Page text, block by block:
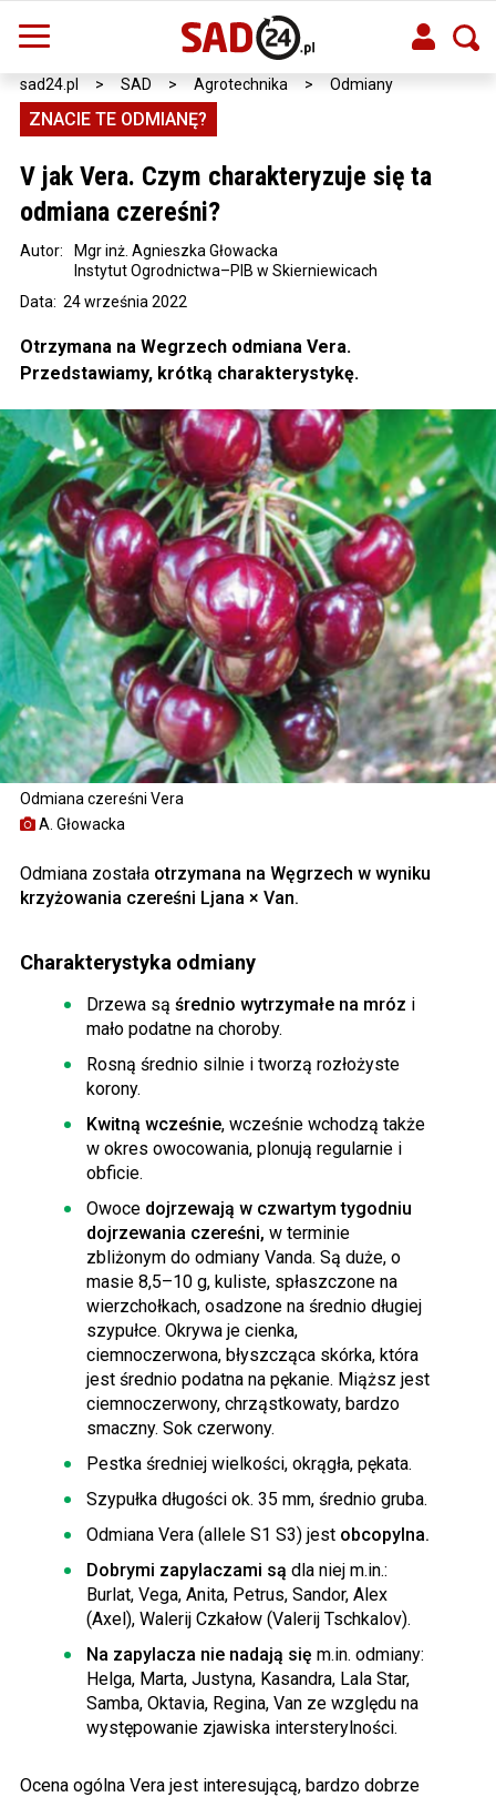
sad24.pl > SAD > Agrotechnika > Odmiany
Odmiana czereśni Vera
A. Głowacka
ZNACIE TE ODMIANĘ?
V jak Vera. Czym charakteryzuje się ta
odmiana czereśni?
Data: 24 września 2022
Autor:
Mgr inż. Agnieszka Głowacka
Instytut Ogrodnictwa–PIB w Skierniewicach
Otrzymana na Wegrzech odmiana Vera.
Przedstawiamy, krótką charakterystykę.
Odmiana została otrzymana na Węgrzech w wyniku
krzyżowania czereśni Ljana × Van.
Charakterystyka odmiany
Drzewa są średnio wytrzymałe na mróz i
mało podatne na choroby.
Rosną średnio silnie i tworzą rozłożyste
korony.
Kwitną wcześnie, wcześnie wchodzą także
w okres owocowania, plonują regularnie i
obficie.
Owoce dojrzewają w czwartym tygodniu
dojrzewania czereśni, w terminie
zbliżonym do odmiany Vanda. Są duże, o
masie 8,5–10 g, kuliste, spłaszczone na
wierzchołkach, osadzone na średnio długiej
szypułce. Okrywa je cienka,
ciemnoczerwona, błyszcząca skórka, która
jest średnio podatna na pękanie. Miąższ jest
ciemnoczerwony, chrząstkowaty, bardzo
smaczny. Sok czerwony.
Pestka średniej wielkości, okrągła, pękata.
Szypułka długości ok. 35 mm, średnio gruba.
Odmiana Vera (allele S1 S3) jest obcopylna.
Dobrymi zapylaczami są dla niej m.in.:
Burlat, Vega, Anita, Petrus, Sandor, Alex
(Axel), Walerij Czkałow (Valerij Tschkalov).
Na zapylacza nie nadają się m.in. odmiany:
Helga, Marta, Justyna, Kasandra, Lala Star,
Samba, Oktavia, Regina, Van ze względu na
występowanie zjawiska intersterylności.
Ocena ogólna Vera jest interesującą, bardzo dobrze